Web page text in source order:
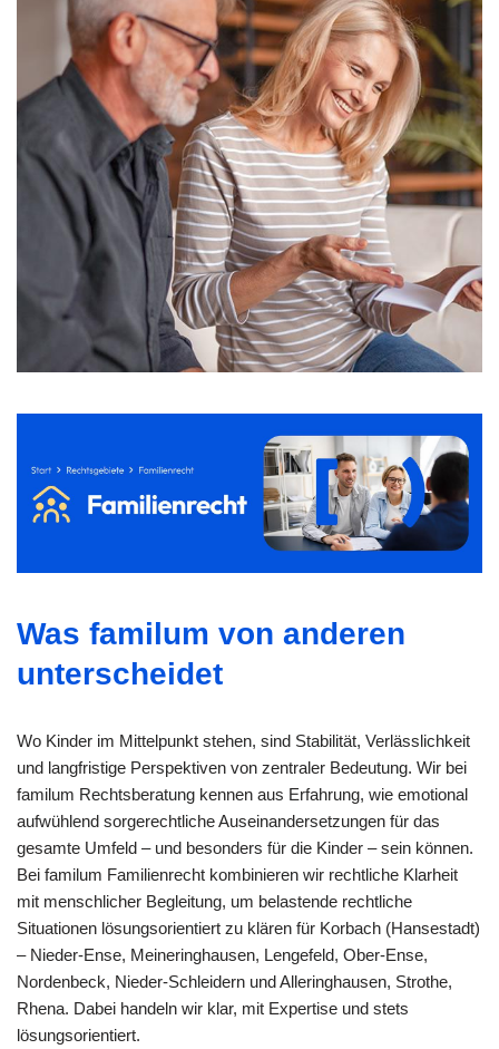
Was familum von anderen
unterscheidet
Wo Kinder im Mittelpunkt stehen, sind Stabilität, Verlässlichkeit
und langfristige Perspektiven von zentraler Bedeutung. Wir bei
familum Rechtsberatung kennen aus Erfahrung, wie emotional
aufwühlend sorgerechtliche Auseinandersetzungen für das
gesamte Umfeld – und besonders für die Kinder – sein können.
Bei familum Familienrecht kombinieren wir rechtliche Klarheit
mit menschlicher Begleitung, um belastende rechtliche
Situationen lösungsorientiert zu klären für Korbach (Hansestadt)
– Nieder-Ense, Meineringhausen, Lengefeld, Ober-Ense,
Nordenbeck, Nieder-Schleidern und Alleringhausen, Strothe,
Rhena. Dabei handeln wir klar, mit Expertise und stets
lösungsorientiert.